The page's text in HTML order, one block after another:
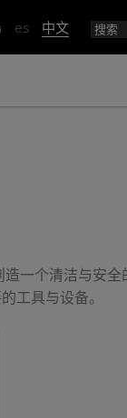
es 中文
造一个清洁与安
工具与设备。